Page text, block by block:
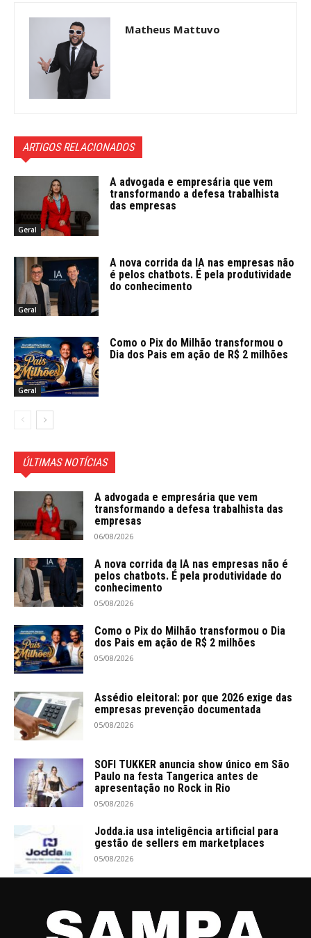
Matheus Mattuvo
ARTIGOS RELACIONADOS
Geral
A advogada e empresária que vem
transformando a defesa trabalhista
das empresas
Geral
A nova corrida da IA nas empresas não
é pelos chatbots. É pela produtividade
do conhecimento
Geral
Como o Pix do Milhão transformou o
Dia dos Pais em ação de R$ 2 milhões
ÚLTIMAS NOTÍCIAS
A advogada e empresária que vem
transformando a defesa trabalhista das
empresas
06/08/2026
A nova corrida da IA nas empresas não é
pelos chatbots. É pela produtividade do
conhecimento
05/08/2026
Como o Pix do Milhão transformou o Dia
dos Pais em ação de R$ 2 milhões
05/08/2026
Assédio eleitoral: por que 2026 exige das
empresas prevenção documentada
05/08/2026
SOFI TUKKER anuncia show único em São
Paulo na festa Tangerica antes de
apresentação no Rock in Rio
05/08/2026
Jodda.ia usa inteligência artificial para
gestão de sellers em marketplaces
05/08/2026